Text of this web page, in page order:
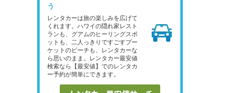
う
レンタカーは旅の楽しみを広げて
くれます。ハワイの隠れ家レスト
ランも、グアムのヒーリングスポ
ットも、二人っきりですごすプー
ケットのビーチも、レンタカーな
ら思いのまま。レンタカー最安値
検索なら【最安値】でのレンタカ
ー予約が簡単にできます。